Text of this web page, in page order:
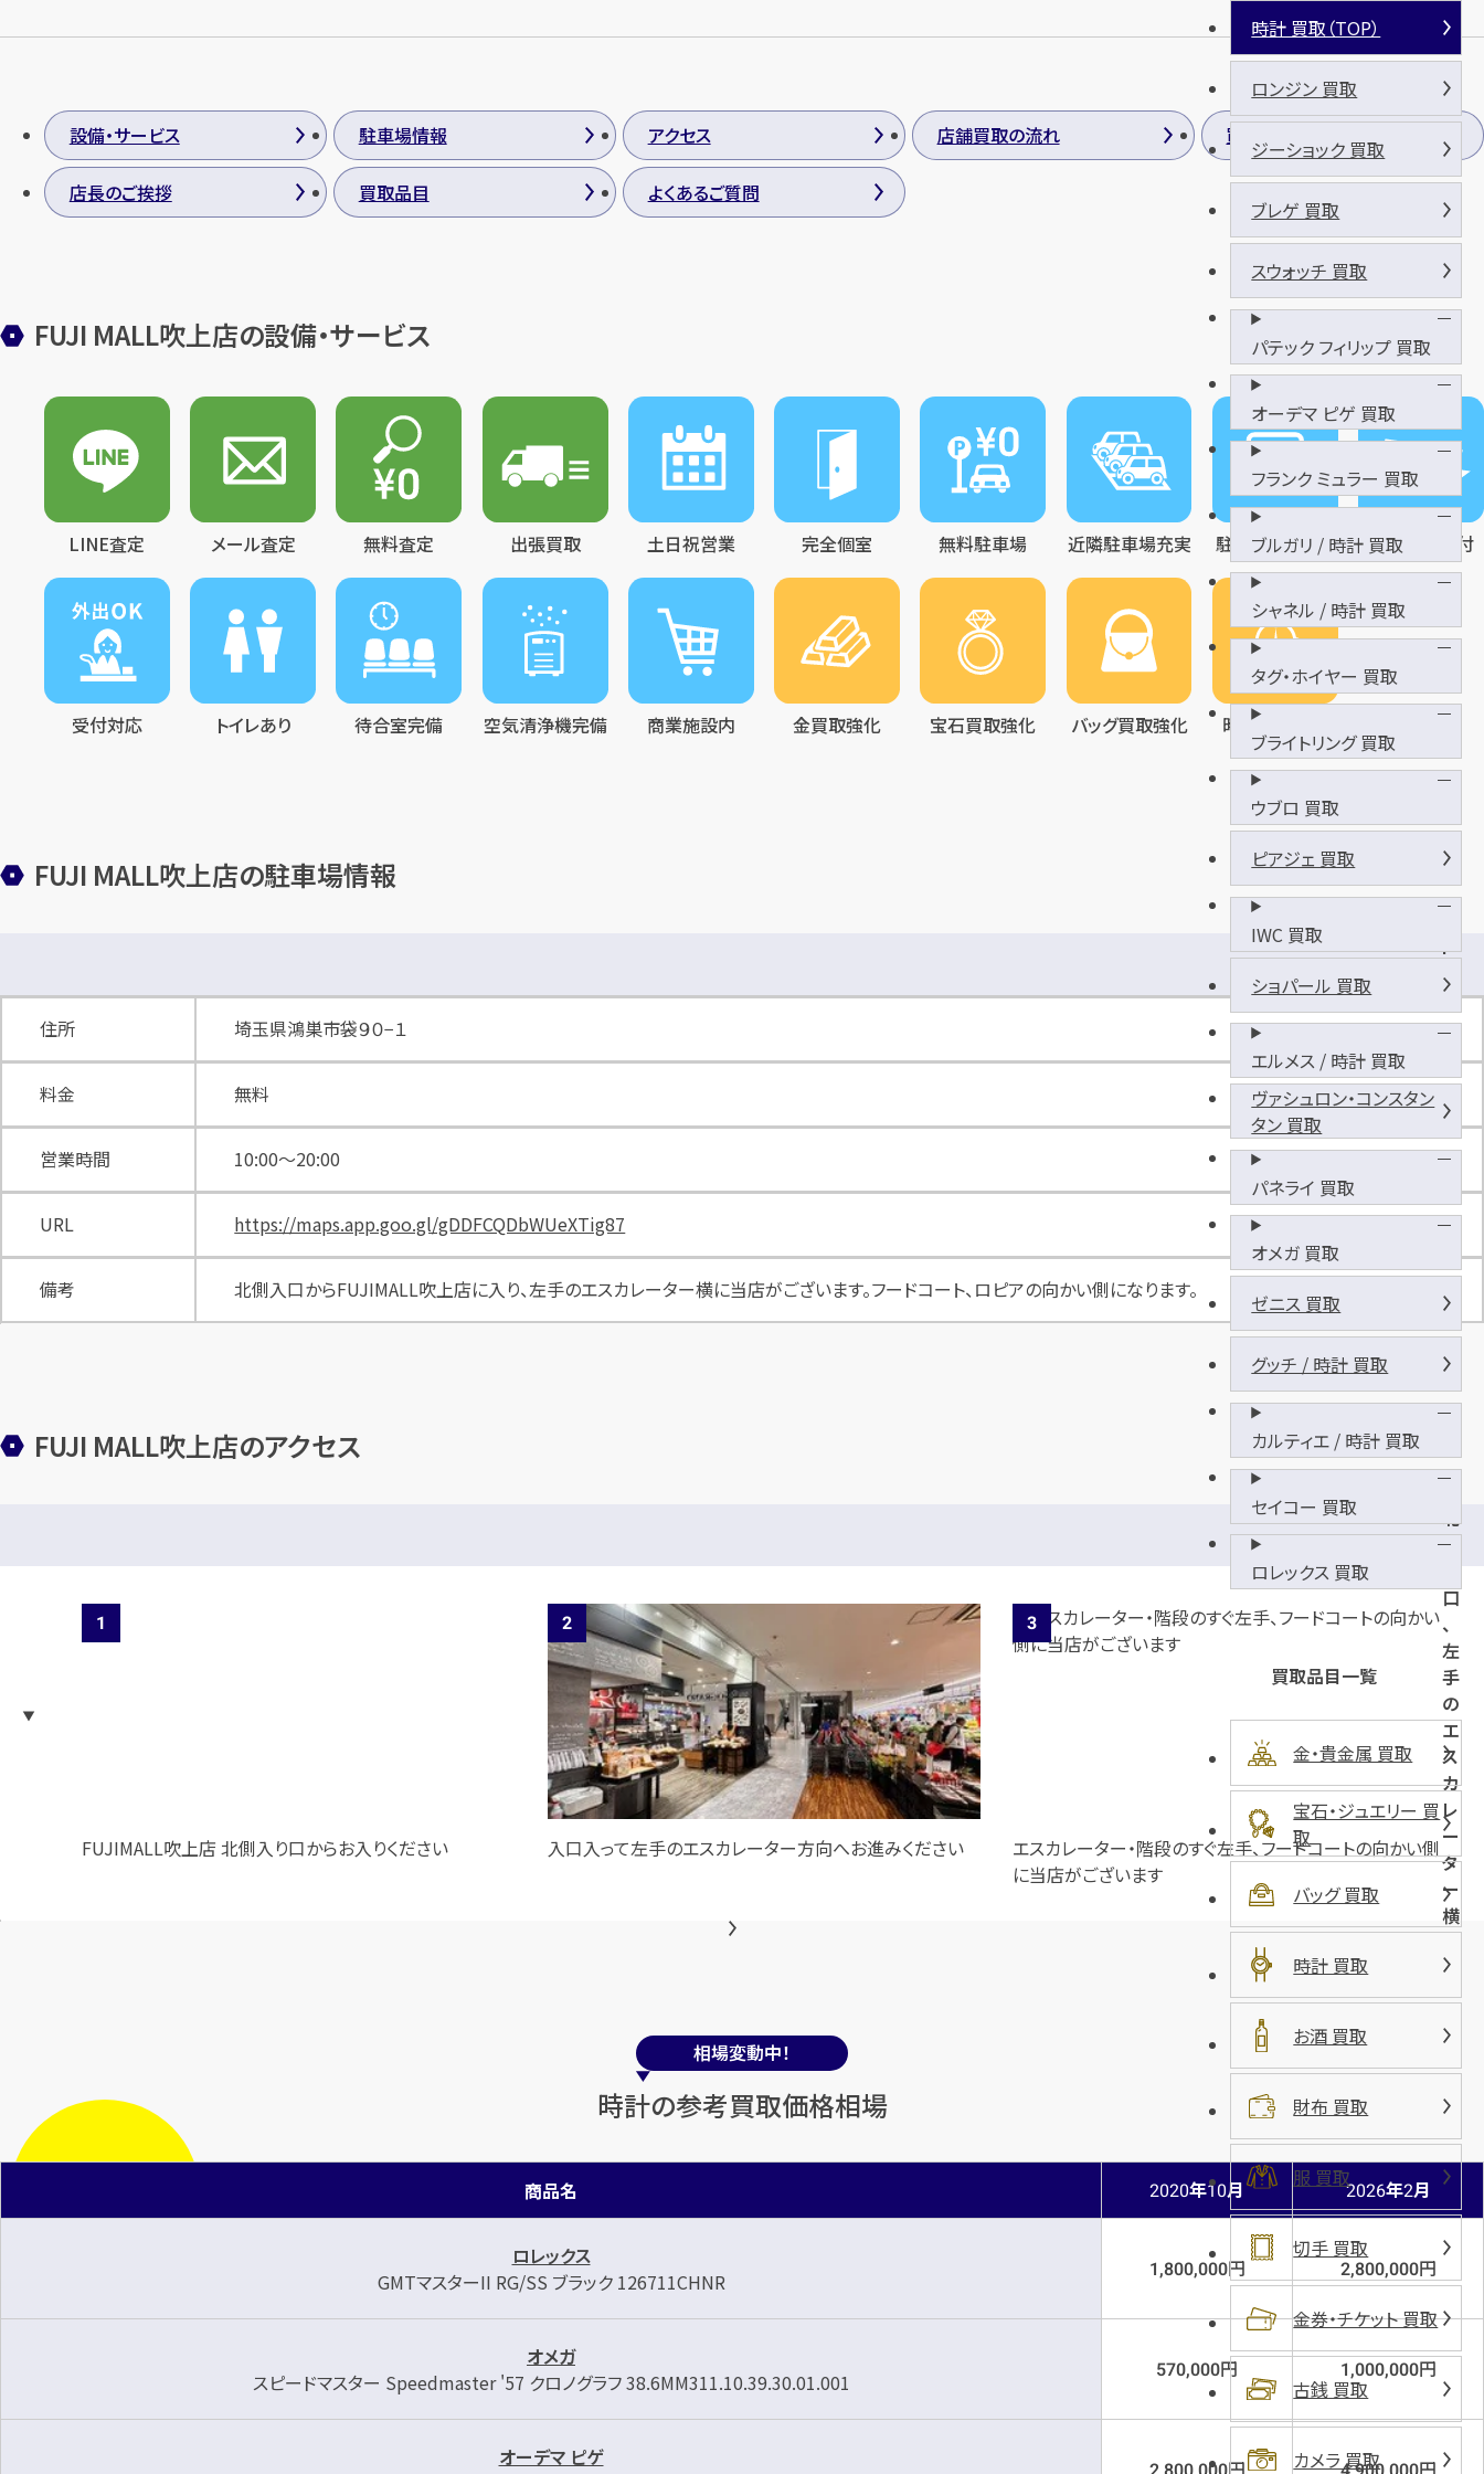
設備・サービス 駐車場情報 アクセス 店舗買取の流れ 買取方法
店長のご挨拶 買取品目 よくあるご質問
FUJI MALL吹上店の設備・サービス
LINE査定 メール査定 無料査定 出張買取 土日祝営業 完全個室 無料駐車場 近隣駐車場充実 駐車代サービス 来店予約受付
受付対応 トイレあり 待合室完備 空気清浄機完備 商業施設内 金買取強化 宝石買取強化 バッグ買取強化 時計買取強化
FUJI MALL吹上店の駐車場情報
F
U
J
I
A
L
L
吹
駐
場
住所 埼玉県鴻巣市袋９０−１
料金 無料
営業時間 10:00〜20:00
URL https://maps.app.goo.gl/gDDFCQDbWUeXTig87
備考 北側入口からFUJIMALL吹上店に入り、左手のエスカレーター横に当店がございます。フードコート、ロピアの向かい側になります。
FUJI MALL吹上店のアクセス
北
側
口
、
左
手
の
エ
ス
カ
レ
ー
タ
ー
横
FUJIMALL吹上店 北側入り口からお入りください 入口入って左手のエスカレーター方向へお進みください
エスカレーター・階段のすぐ左手、フードコートの向かい側
に当店がございます
相場変動中！
時計の参考買取価格相場
商品名 2020年10月 2026年2月
ロレックス
GMTマスターII RG/SS ブラック 126711CHNR
1,800,000円 2,800,000円
オメガ
スピードマスター Speedmaster '57 クロノグラフ 38.6MM311.10.39.30.01.001
570,000円 1,000,000円
オーデマ ピゲ
時計 買取（TOP）
ロンジン 買取
ジーショック 買取
ブレゲ 買取
スウォッチ 買取
パテック フィリップ 買取
オーデマ ピゲ 買取
フランク ミュラー 買取
ブルガリ / 時計 買取
シャネル / 時計 買取
タグ・ホイヤー 買取
ブライトリング 買取
ウブロ 買取
ピアジェ 買取
IWC 買取
ショパール 買取
エルメス / 時計 買取
ヴァシュロン・コンスタン
タン 買取
パネライ 買取
オメガ 買取
ゼニス 買取
グッチ / 時計 買取
カルティエ / 時計 買取
セイコー 買取
ロレックス 買取
買取品目一覧
金・貴金属 買取
宝石・ジュエリー 買
取
バッグ 買取
時計 買取
お酒 買取
財布 買取
服 買取
切手 買取
金券・チケット 買取
古銭 買取
カメラ 買取